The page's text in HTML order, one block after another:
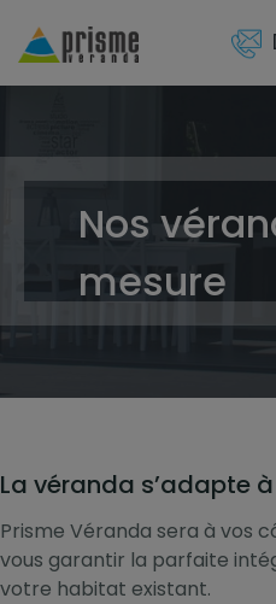
Nos
mesure
La véranda s’adapte
Prisme Véranda sera à vos
vous garantir la parfaite
votre habitat existant.